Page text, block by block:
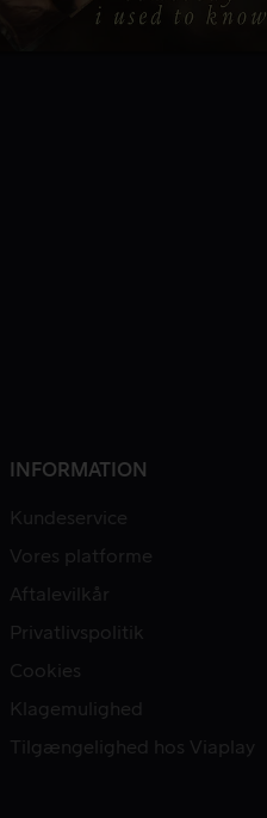
INFORMATION
Kundeservice
Vores platforme
Aftalevilkår
Privatlivspolitik
Cookies
Klagemulighed
Tilgængelighed hos Viaplay